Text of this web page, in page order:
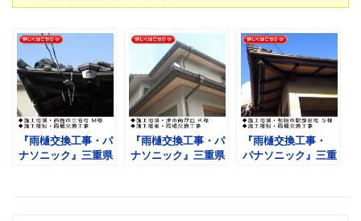
『雨樋交換工事・パ
ナソニック』三重県
『雨樋交換工事・パ
ナソニック』三重県
『雨樋交換工事・
パナソニック』三重